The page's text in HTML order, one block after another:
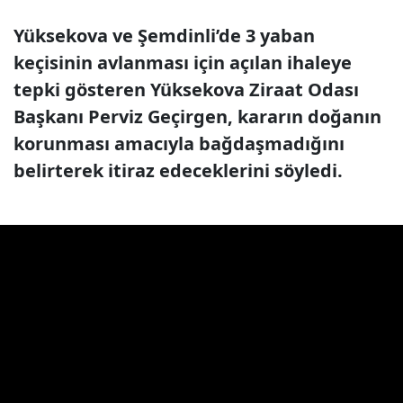
Yüksekova ve Şemdinli’de 3 yaban
keçisinin avlanması için açılan ihaleye
tepki gösteren Yüksekova Ziraat Odası
Başkanı Perviz Geçirgen, kararın doğanın
korunması amacıyla bağdaşmadığını
belirterek itiraz edeceklerini söyledi.